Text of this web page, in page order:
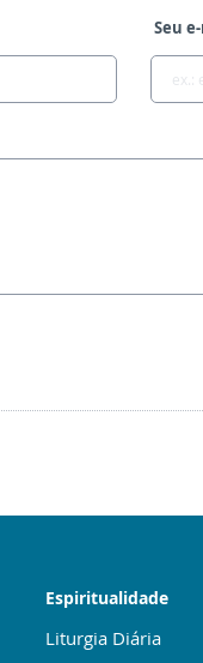
Seu
Espiritualidade
Liturgia Diária